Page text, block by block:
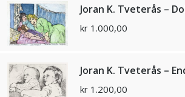
Joran K. Tveterås –
kr 1.000,00
Joran K. Tveterås –
kr 1.200,00